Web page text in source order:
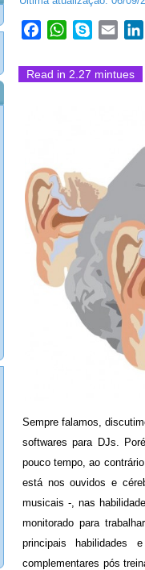
FacebookWhatsApp
Skype Email
Read in 2.27 mintues
Sempre falamos,
softwares para DJs.
pouco tempo, ao
está nos ouvidos e
musicais -, nas
monitorado para
principais habilidades
complementares pós